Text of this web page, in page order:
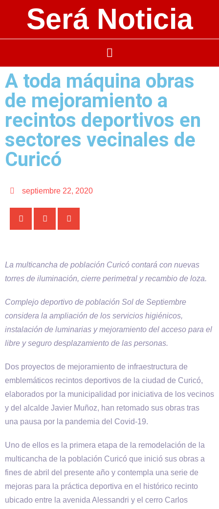
Será Noticia
A toda máquina obras
de mejoramiento a
recintos deportivos en
sectores vecinales de
Curicó
septiembre 22, 2020
La multicancha de población Curicó contará con nuevas
torres de iluminación, cierre perimetral y recambio de loza.
Complejo deportivo de población Sol de Septiembre
considera la ampliación de los servicios higiénicos,
instalación de luminarias y mejoramiento del acceso para el
libre y seguro desplazamiento de las personas.
Dos proyectos de mejoramiento de infraestructura de
emblemáticos recintos deportivos de la ciudad de Curicó,
elaborados por la municipalidad por iniciativa de los vecinos
y del alcalde Javier Muñoz, han retomado sus obras tras
una pausa por la pandemia del Covid-19.
Uno de ellos es la primera etapa de la remodelación de la
multicancha de la población Curicó que inició sus obras a
fines de abril del presente año y contempla una serie de
mejoras para la práctica deportiva en el histórico recinto
ubicado entre la avenida Alessandri y el cerro Carlos